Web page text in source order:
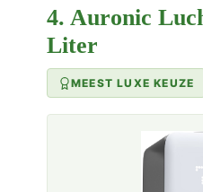
4. Auronic
Liter
MEEST LUXE KEUZE